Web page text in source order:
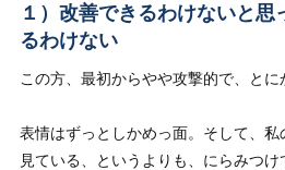
１）改善できるわけないと思
るわけない
この方、最初からやや攻撃的で、とに
表情はずっとしかめっ面。そして、
見ている、というよりも、にらみつけ